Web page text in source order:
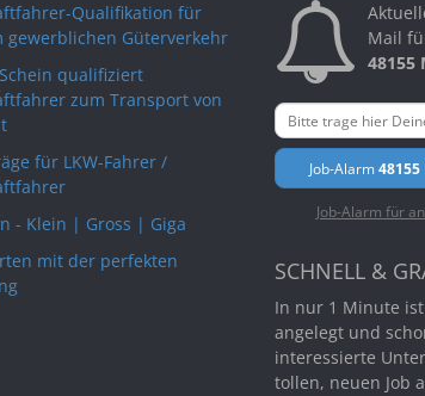
Qualifikation für
gewerblichen Güterverkehr
qualifiziert
zum Transport von
für LKW-Fahrer /
- Klein | Gross | Giga
mit der perfekten
Mail
48155
Job-Alarm
Job-Alarm für
SCHNELL &
In nur 1 Minute
angelegt und
interessierte
tollen, neuen Job